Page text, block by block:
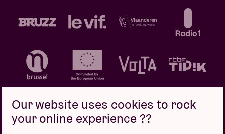
Our website uses cookies to rock
your online experience ??